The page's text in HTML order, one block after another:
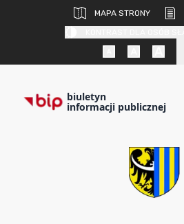
MAPA STRONY
biuletyn
informacji publicznej